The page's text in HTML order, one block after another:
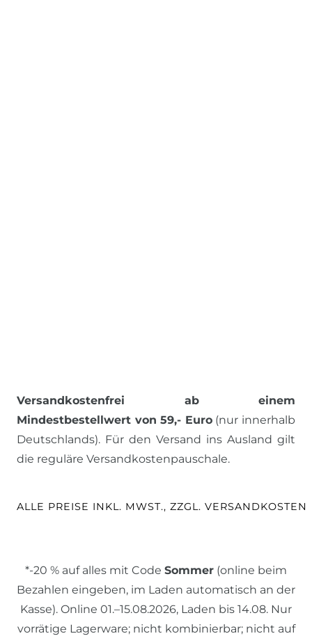
Versandkostenfrei ab einem
Mindestbestellwert von 59,- Euro(nur innerhalb
Deutschlands). Für den Versand ins Ausland gilt
die reguläre Versandkostenpauschale.
ALLE PREISE INKL. MWST., ZZGL. VERSANDKOSTEN
*-20 % auf alles mit Code Sommer (online beim
Bezahlen eingeben, im Laden automatisch an der
Kasse). Online 01.–15.08.2026, Laden bis 14.08. Nur
vorrätige Lagerware; nicht kombinierbar; nicht auf